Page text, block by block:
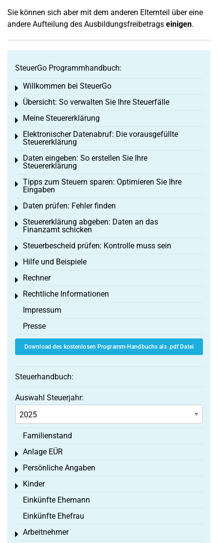
Sie können sich aber mit dem anderen Elternteil über eine
andere Aufteilung des Ausbildungsfreibetrags einigen.
SteuerGo Programmhandbuch:
Willkommen bei SteuerGo
Toggle menu
Übersicht: So verwalten Sie Ihre Steuerfälle
Toggle menu
Meine Steuererklärung
Toggle menu
Elektronischer Datenabruf: Die vorausgefüllte
Steuererklärung
Toggle menu
Daten eingeben: So erstellen Sie Ihre
Steuererklärung
Toggle menu
Tipps zum Steuern sparen: Optimieren Sie Ihre
Eingaben
Toggle menu
Daten prüfen: Fehler finden
Toggle menu
Steuererklärung abgeben: Daten an das
Finanzamt schicken
Toggle menu
Steuerbescheid prüfen: Kontrolle muss sein
Toggle menu
Hilfe und Beispiele
Toggle menu
Rechner
Toggle menu
Rechtliche Informationen
Toggle menu
Impressum
Presse
Download des kostenlosen Programm-Handbuchs als .pdf Datei
Steuerhandbuch:
Auswahl Steuerjahr:
Familienstand
Anlage EÜR
Toggle menu
Persönliche Angaben
Toggle menu
Kinder
Toggle menu
Einkünfte Ehemann
Einkünfte Ehefrau
Arbeitnehmer
Toggle menu